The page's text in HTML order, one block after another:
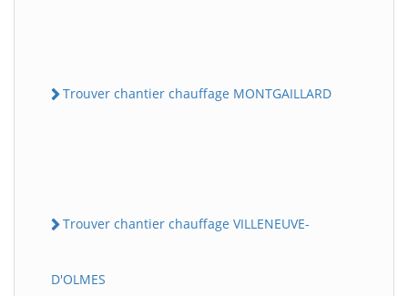
Trouver chantier chauffage MONTGAILLARD
Trouver chantier chauffage VILLENEUVE-
D'OLMES